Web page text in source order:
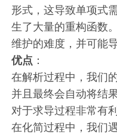
形式，这导致单项式
生了大量的重构函数
维护的难度，并可能
优点 ：
在解析过程中，我们
并且最终会自动将结
对于求导过程非常有利
在化简过程中，我们